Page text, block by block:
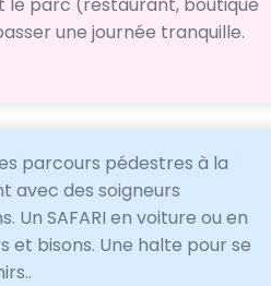
le parc (restaurant, boutique
une journée tranquille.
parcours pédestres à la
avec des soigneurs
Un SAFARI en voiture ou en
et bisons. Une halte pour se